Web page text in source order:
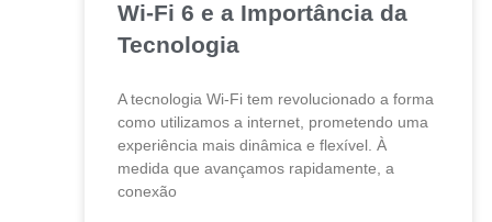
Wi-Fi 6 e a Importância da
Tecnologia
A tecnologia Wi-Fi tem revolucionado a forma
como utilizamos a internet, prometendo uma
experiência mais dinâmica e flexível. À
medida que avançamos rapidamente, a
conexão